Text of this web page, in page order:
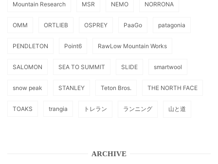
Mountain Research MSR NEMO NORRONA
OMM ORTLIEB OSPREY PaaGo patagonia
PENDLETON Point6 RawLow Mountain Works
SALOMON SEA TO SUMMIT SLIDE smartwool
snow peak STANLEY Teton Bros. THE NORTH FACE
TOAKS trangia トレラン ランニング 山と道
ARCHIVE